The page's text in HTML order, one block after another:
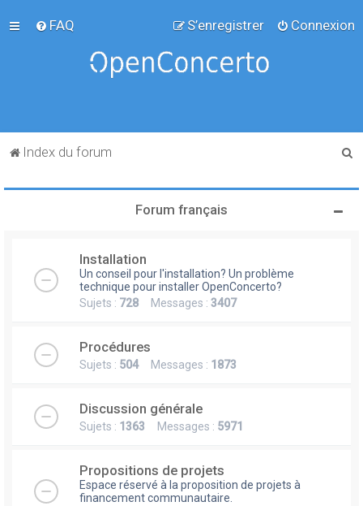
FAQ Connexion
S’enregistrer
Index du forum
Forum français
Installation
Un conseil pour l'installation? Un problème
technique pour installer OpenConcerto?
Sujets : 728 Messages : 3407
Procédures
Sujets : 504Messages : 1873
Discussion générale
Sujets : 1363 Messages : 5971
Propositions de projets
Espace réservé à la proposition de projets à
financement communautaire.